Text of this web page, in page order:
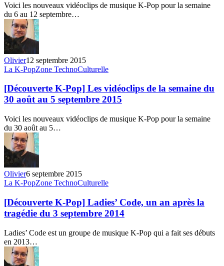
la
semaine
du
6
au
12
septembre
2015
Voici les nouveaux vidéoclips de musique K-Pop pour la semaine
du 6 au 12 septembre…
Olivier12 septembre 2015
[Découverte
Pop]
Les
vidéoclips
la
semaine
du
30
août
au
5
septembre
La K-PopZone TechnoCulturelle
[Découverte K-Pop] Les vidéoclips de la semaine du
30 août au 5 septembre 2015
Voici les nouveaux vidéoclips de musique K-Pop pour la semaine
du 30 août au 5…
Olivier6 septembre 2015
[Découverte
Pop]
Ladies’
Code,
an
après
tragédie
La K-PopZone TechnoCulturelle
[Découverte K-Pop] Ladies’ Code, un an après la
tragédie du 3 septembre 2014
Ladies’ Code est un groupe de musique K-Pop qui a fait ses débuts
en 2013…